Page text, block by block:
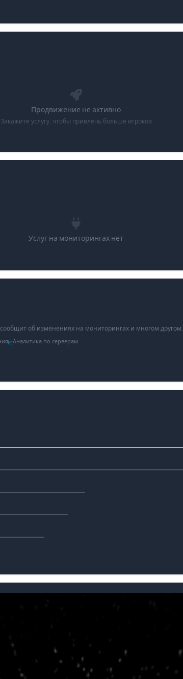
Продвижение не активно
Закажите услугу, чтобы привлечь больше игроков
Услуг на мониторингах нет
сообщит об изменениях на мониторингах и многом другом.
Аналитика по серверам